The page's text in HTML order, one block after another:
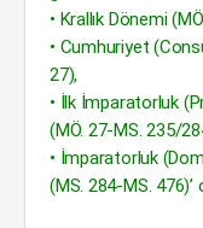
• Krallık Dönemi
• Cumhuriyet
27),
• İlk İmparatorluk
(MÖ. 27-MS. 235/
• İmparatorluk
(MS. 284-MS.